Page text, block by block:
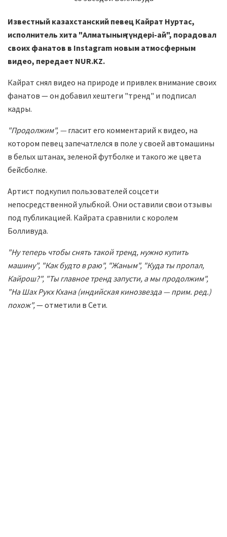
Известный казахстанский певец Кайрат Нуртас,
исполнитель хита "Алматының түндері-ай", порадовал
своих фанатов в Instagram новым атмосферным
видео, передает NUR.KZ.
Кайрат снял видео на природе и привлек внимание своих
фанатов — он добавил хештеги "тренд" и подписал
кадры.
"Продолжим", — гласит его комментарий к видео, на
котором певец запечатлелся в поле у своей автомашины
в белых штанах, зеленой футболке и такого же цвета
бейсболке.
Артист подкупил пользователей соцсети
непосредственной улыбкой. Они оставили свои отзывы
под публикацией. Кайрата сравнили с королем
Болливуда.
"Ну теперь чтобы снять такой тренд, нужно купить
машину", "Как будто в раю", "Жаным", "Куда ты пропал,
Кайрош?", "Ты главное тренд запусти, а мы продолжим",
"На Шах Рукх Кхана (индийская кинозвезда — прим. ред.)
похож",— отметили в Сети.